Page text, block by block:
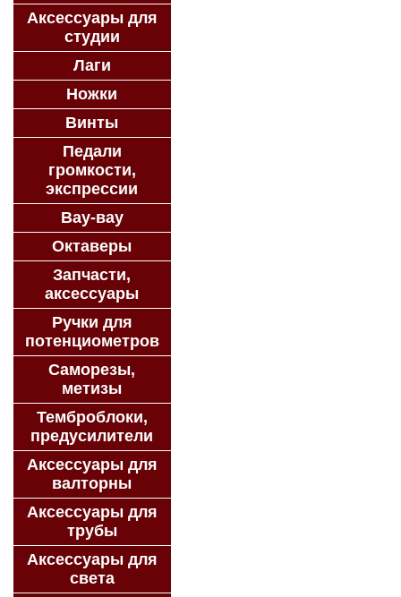
Аксессуары для
студии
Лаги
Ножки
Винты
Педали
громкости,
экспрессии
Вау-вау
Октаверы
Запчасти,
аксессуары
Ручки для
потенциометров
Саморезы,
метизы
Темброблоки,
предусилители
Аксессуары для
валторны
Аксессуары для
трубы
Аксессуары для
света